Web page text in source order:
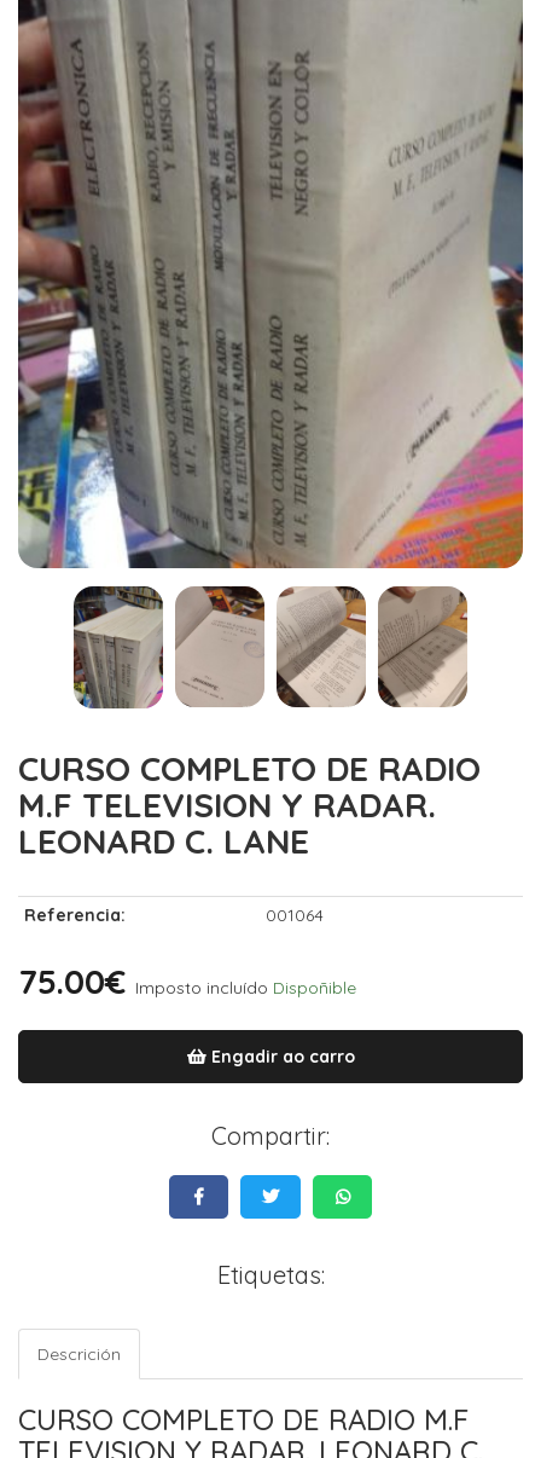
CURSO COMPLETO DE RADIO
M.F TELEVISION Y RADAR.
LEONARD C. LANE
Referencia: 001064
75.00€ Imposto incluído Dispoñible
Engadir ao carro
Compartir:
Etiquetas:
Descrición
CURSO COMPLETO DE RADIO M.F